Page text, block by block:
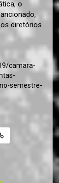
o
diretórios
camara-
semestre-